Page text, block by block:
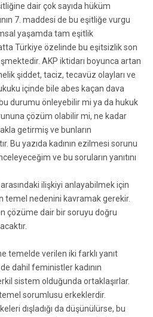
dair çok sayıda hüküm
7. maddesi de bu eşitliğe vurgu
yaşamda tam eşitlik
Türkiye özelinde bu eşitsizlik son
AKP iktidarı boyunca artan
şiddet, taciz, tecavüz olayları ve
içinde bile abes kaçan dava
durumu önleyebilir mi ya da hukuk
çözüm olabilir mi, ne kadar
getirmiş ve bunların
Bu yazıda kadının ezilmesi sorunu
ve bu soruların yanıtını
ilişkiyi anlayabilmek için
temel nedenini kavramak gerekir.
çözüme dair bir soruyu doğru
temelde verilen iki farklı yanıt
dahil feministler kadının
sistem olduğunda ortaklaşırlar.
sorumlusu erkeklerdir.
dışladığı da düşünülürse, bu